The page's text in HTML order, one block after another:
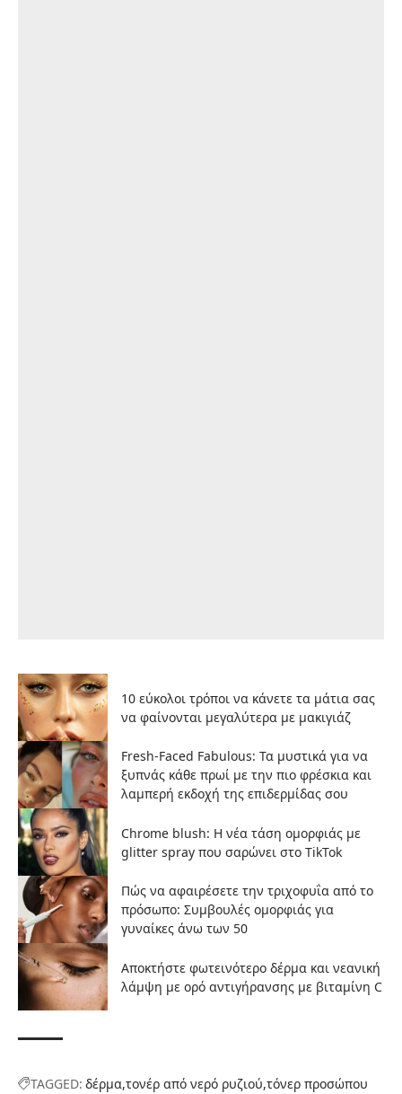
10 εύκολοι τρόποι να κάνετε τα μάτια σας
να φαίνονται μεγαλύτερα με μακιγιάζ
Fresh-Faced Fabulous: Τα μυστικά για να
ξυπνάς κάθε πρωί με την πιο φρέσκια και
λαμπερή εκδοχή της επιδερμίδας σου
Chrome blush: Η νέα τάση ομορφιάς με
glitter spray που σαρώνει στο TikTok
Πώς να αφαιρέσετε την τριχοφυΐα από το
πρόσωπο: Συμβουλές ομορφιάς για
γυναίκες άνω των 50
Αποκτήστε φωτεινότερο δέρμα και νεανική
λάμψη με ορό αντιγήρανσης με βιταμίνη C
TAGGED: δέρμα τονέρ από νερό ρυζιού τόνερ προσώπου